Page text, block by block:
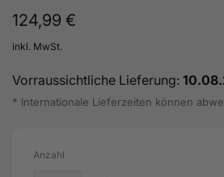
Normaler
Preis
124,99 €
inkl. MwSt.
Vorraussichtliche Lieferung:
* Internationale Lieferzeiten können
Anzahl